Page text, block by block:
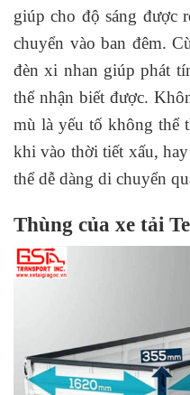
giúp cho độ sáng được
chuyển vào ban đêm.
đèn xi nhan giúp phát
thể nhận biết được.
mù là yếu tố không thể
khi vào thời tiết xấu,
thể dễ dàng di chuyển
Thùng của xe tải